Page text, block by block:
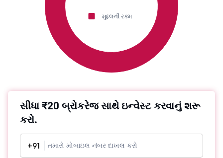
મુદ્દલની રકમ
સીધા ₹20 બ્રોકરેજ સાથે ઇન્વેસ્ટ કરવાનું શરૂ
કરો.
+91